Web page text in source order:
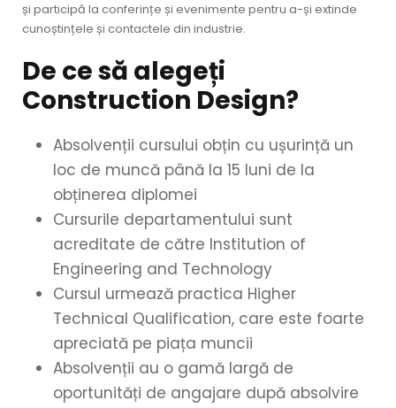
și participă la conferințe și evenimente pentru a-și extinde
cunoștințele și contactele din industrie.
De ce să alegeți
Construction Design?
Absolvenții cursului obțin cu ușurință un
loc de muncă până la 15 luni de la
obținerea diplomei
Cursurile departamentului sunt
acreditate de către Institution of
Engineering and Technology
Cursul urmează practica Higher
Technical Qualification, care este foarte
apreciată pe piața muncii
Absolvenții au o gamă largă de
oportunități de angajare după absolvire